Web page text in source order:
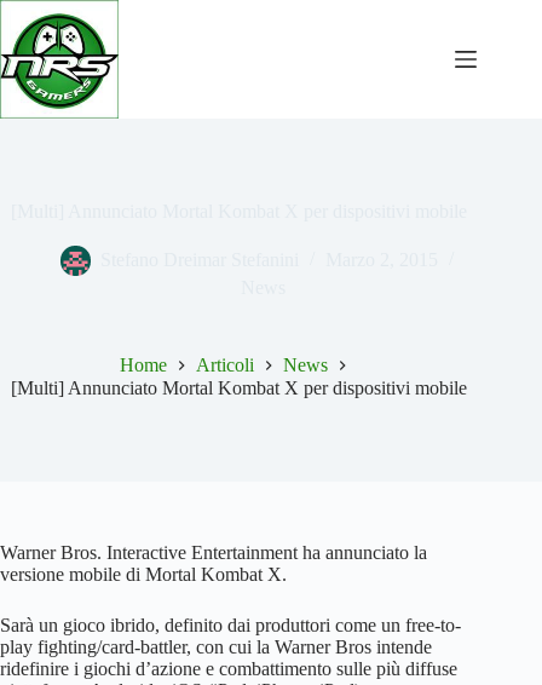
Salta
contenuto
Home Articoli
News
[Multi] Annunciato Mortal Kombat X per dispositivi mobile
Warner Bros. Interactive Entertainment ha annunciato la
versione mobile di Mortal Kombat X.
Sarà un gioco ibrido, definito dai produttori come un free-to-
play fighting/card-battler, con cui la Warner Bros intende
ridefinire i giochi d’azione e combattimento sulle più diffuse